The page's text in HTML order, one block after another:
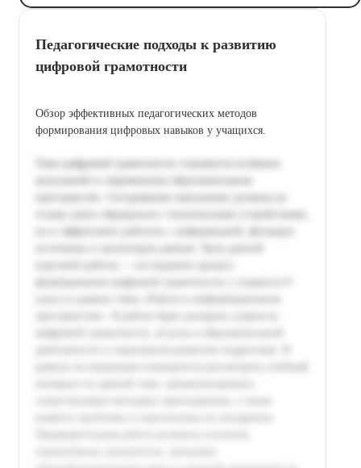
Педагогические подходы к развитию
цифровой грамотности
Обзор эффективных педагогических методов
формирования цифровых навыков у учащихся.